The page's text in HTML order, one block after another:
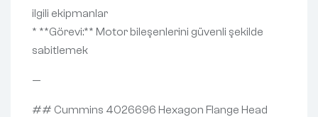
ilgili ekipmanlar
* **Görevi:** Motor bileşenlerini güvenli şekilde
sabitlemek
—
## Cummins 4026696 Hexagon Flange Head